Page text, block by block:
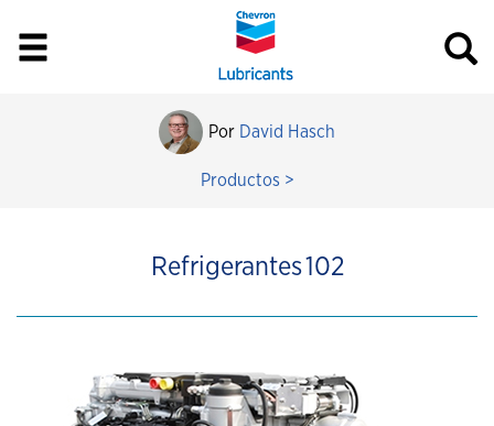
Por David Hasch
Productos >
Refrigerantes 102